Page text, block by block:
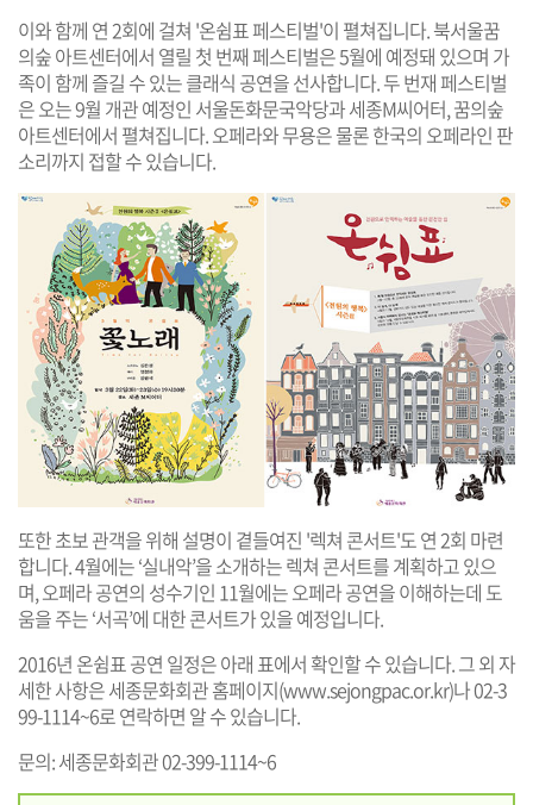
이와 함께 연 2회에 걸쳐 '온쉼표 페스티벌'이 펼쳐집니다. 북서울꿈
의숲 아트센터에서 열릴 첫 번째 페스티벌은 5월에 예정돼 있으며 가
족이 함께 즐길 수 있는 클래식 공연을 선사합니다. 두 번재 페스티벌
은 오는 9월 개관 예정인 서울돈화문국악당과 세종M씨어터, 꿈의숲
아트센터에서 펼쳐집니다. 오페라와 무용은 물론 한국의 오페라인 판
소리까지 접할 수 있습니다.
또한 초보 관객을 위해 설명이 곁들여진 '렉쳐 콘서트'도 연 2회 마련
합니다. 4월에는 ‘실내악’을 소개하는 렉쳐 콘서트를 계획하고 있으
며, 오페라 공연의 성수기인 11월에는 오페라 공연을 이해하는데 도
움을 주는 ‘서곡’에 대한 콘서트가 있을 예정입니다.
2016년 온쉼표 공연 일정은 아래 표에서 확인할 수 있습니다. 그 외 자
세한 사항은 세종문화회관 홈페이지(www.sejongpac.or.kr)나 02-3
99-1114~6로 연락하면 알 수 있습니다.
문의: 세종문화회관 02-399-1114~6